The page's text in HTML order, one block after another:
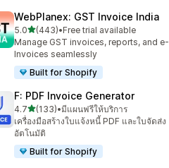
WebPlanex: GST Invoice India
5.0เต็ม 5 ดาว
(443)
ทั้งหมด 443 รีวิว
•Free trial available
Manage GST invoices, reports, and e-
Invoices seamlessly
Built for Shopify
F: PDF Invoice Generator
4.7เต็ม 5 ดาว
(133)
ทั้งหมด 133 รีวิว
•มีแผนฟรีให้บริการ
เครื่องมือสร้างใบแจ้งหนี้ PDF และใบจัดส่ง
อัตโนมัติ
Built for Shopify